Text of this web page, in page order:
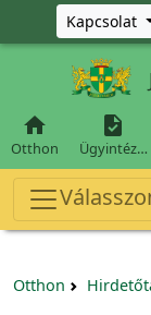
Ugrás a főKapcsolat

Otthon

Ügyintéz…
Otthon